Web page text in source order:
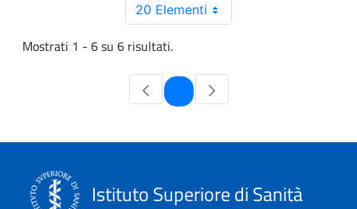
20 Elementi
Mostrati 1 - 6 su 6 risultati.
Pagina
Istituto Superiore di Sanità